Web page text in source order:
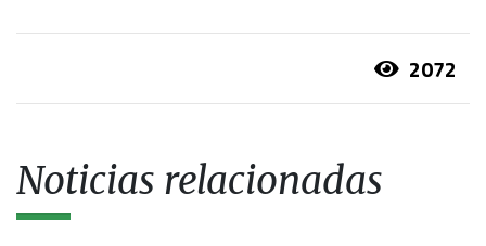
2072
Noticias relacionadas